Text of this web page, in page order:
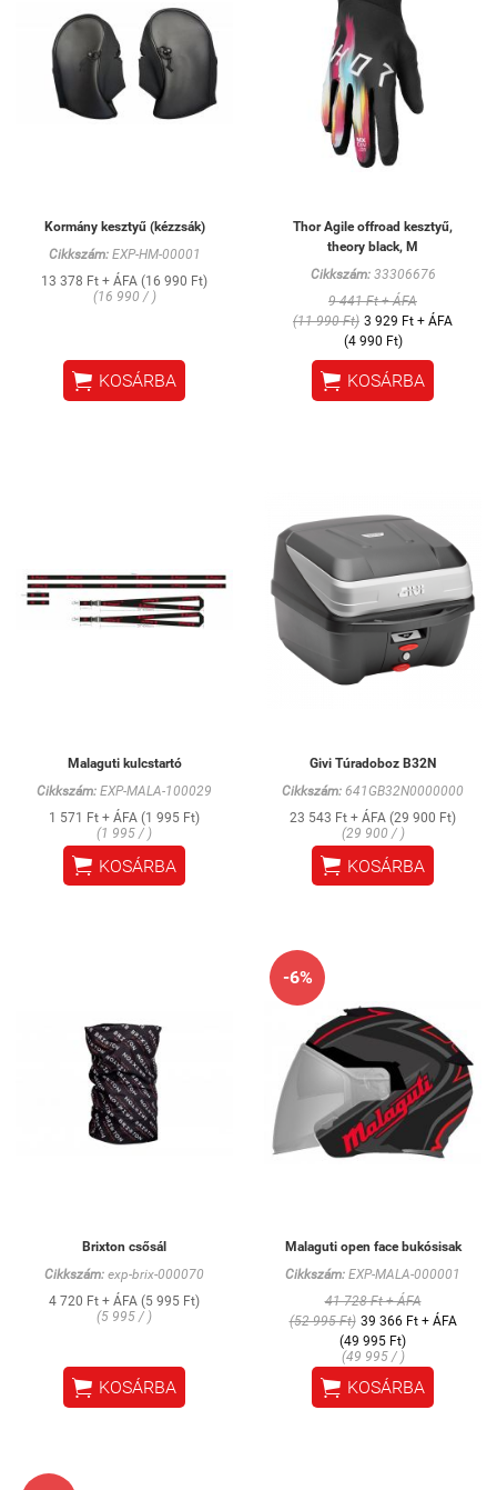
Kormány kesztyű (kézzsák)
Cikkszám:EXP-HM-00001
13 378 Ft + ÁFA (16 990 Ft)
(16 990 / )
 KOSÁRBA
Thor Agile offroad kesztyű,
theory black, M
Cikkszám:33306676
9 441 Ft + ÁFA
(11 990 Ft) 3 929 Ft + ÁFA
(4 990 Ft)
 KOSÁRBA
Malaguti kulcstartó
Cikkszám: EXP-MALA-100029
1 571 Ft + ÁFA (1 995 Ft)
(1 995 / )
 KOSÁRBA
Givi Túradoboz B32N
Cikkszám: 641GB32N0000000
23 543 Ft + ÁFA (29 900 Ft)
(29 900 / )
 KOSÁRBA
Brixton csősál
Cikkszám: exp-brix-000070
4 720 Ft + ÁFA (5 995 Ft)
(5 995 / )
 KOSÁRBA
-6%
Malaguti open face bukósisak
Cikkszám: EXP-MALA-000001
41 728 Ft + ÁFA
(52 995 Ft) 39 366 Ft + ÁFA
(49 995 Ft)
(49 995 / )
 KOSÁRBA